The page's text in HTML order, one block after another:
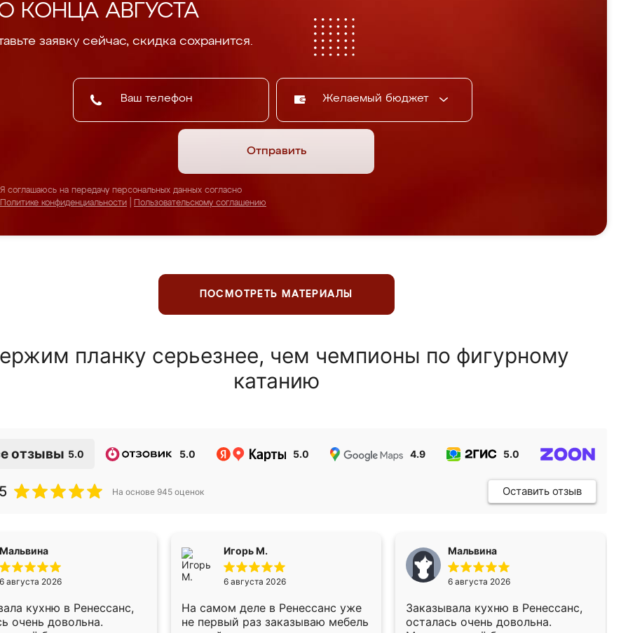
КОНЦА АВГУСТА
заявку сейчас, скидка сохранится.
Желаемый бюджет
Отправить
Я соглашаюсь на передачу персональных данных согласно
Политике конфиденциальности
Пользовательскому соглашению
ПОСМОТРЕТЬ МАТЕРИАЛЫ
планку серьезнее, чем чемпионы по фигурному
катанию
отзывы 5.0 5.0 5.0 4.9 5.0
На основе 945 оценок Оставить отзыв
Мальвина
6 августа 2026
кухню в Ренессанс,
очень довольна.
Игорь М.
6 августа 2026
На самом деле в Ренессанс уже
не первый раз заказываю мебель
Мальвина
6 августа 2026
Заказывала кухню в Ренессанс,
осталась очень довольна.